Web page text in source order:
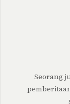
Seorang